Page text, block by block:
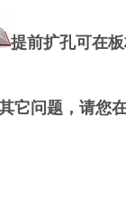
提前扩孔可在
它问题，请您